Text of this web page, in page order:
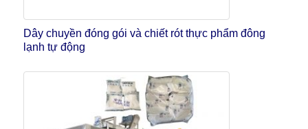
Dây chuyền đóng gói và chiết rót thực phẩm đông
lạnh tự động